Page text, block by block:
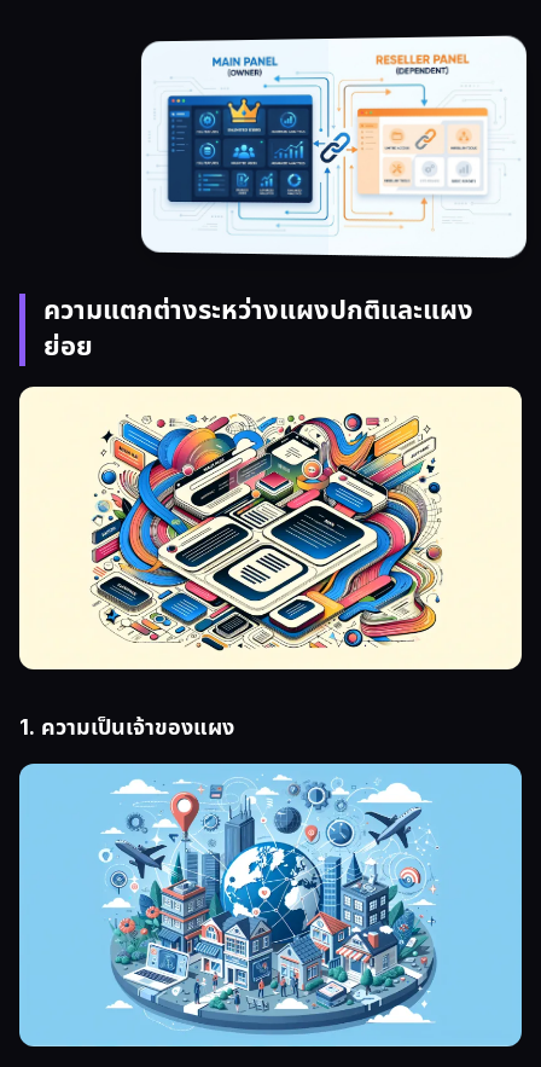
ความแตกต่างระหว่างแผงปกติและแผง
ย่อย
1. ความเป็นเจ้าของแผง